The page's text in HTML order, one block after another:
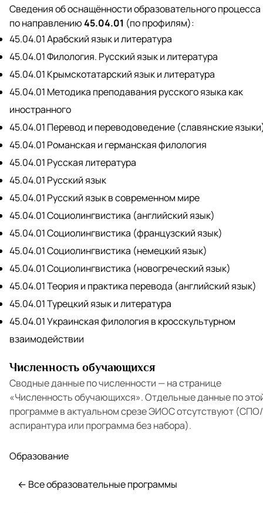
Сведения об оснащённости образовательного процесса
по направлению45.04.01 (по профилям):
45.04.01 Арабский язык и литература
45.04.01 Филология. Русский язык и литература
45.04.01 Крымскотатарский язык и литература
45.04.01 Методика преподавания русского языка как
иностранного
45.04.01 Перевод и переводоведение (славянские
45.04.01 Романская и германская филология
45.04.01 Русская литература
45.04.01 Русский язык
45.04.01 Русский язык в современном мире
45.04.01 Социолингвистика (английский язык)
45.04.01 Социолингвистика (французский язык)
45.04.01 Социолингвистика (немецкий язык)
45.04.01 Социолингвистика (новогреческий язык)
45.04.01 Теория и практика перевода (английский язык)
45.04.01 Турецкий язык и литература
45.04.01 Украинская филология в кросскультурном
взаимодействии
Численность обучающихся
Сводные данные по численности — на странице
«Численность обучающихся». Отдельные данные по
программе в актуальном срезе ЭИОС отсутствуют (СПО/
аспирантура или программа без набора).
Образование
← Все образовательные программы